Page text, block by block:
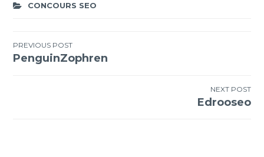
CONCOURS SEO
Navigation
PREVIOUS POST
PenguinZophren
NEXT POST
Edrooseo